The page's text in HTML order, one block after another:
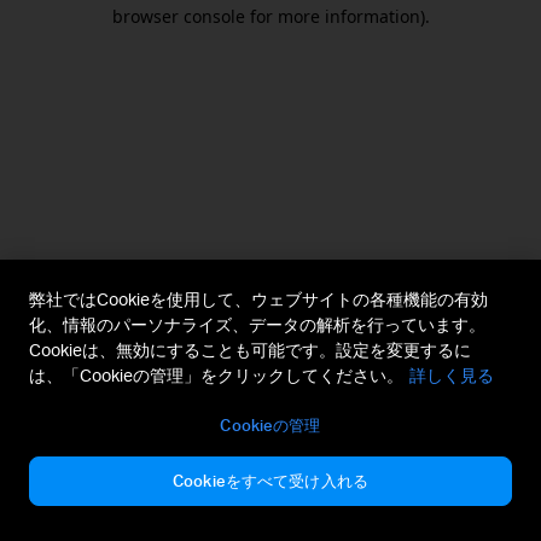
browser console for more information).
弊社ではCookieを使用して、ウェブサイトの各種機能の有効
化、情報のパーソナライズ、データの解析を行っています。
Cookieは、無効にすることも可能です。設定を変更するに
は、「Cookieの管理」をクリックしてください。
詳しく見る
Cookieの管理
Cookieをすべて受け入れる